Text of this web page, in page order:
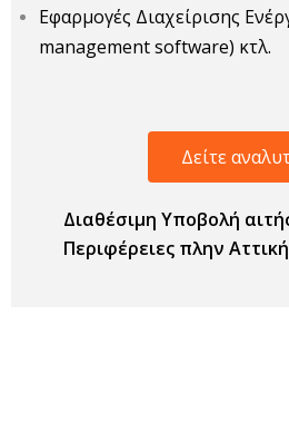
Εφαρμογές Διαχείρισης
management software) κτλ.
Δείτε
Διαθέσιμη Υποβολή
Περιφέρειες πλην